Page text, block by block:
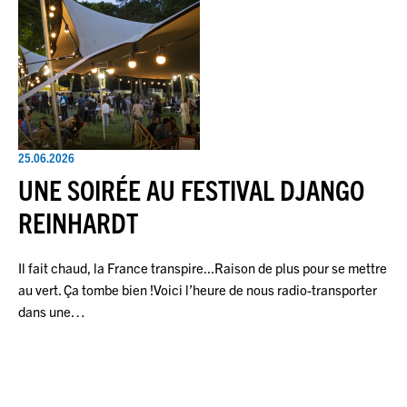
25.06.2026
UNE SOIRÉE AU FESTIVAL DJANGO
REINHARDT
Il fait chaud, la France transpire...Raison de plus pour se mettre
au vert. Ça tombe bien !Voici l’heure de nous radio-transporter
dans une…